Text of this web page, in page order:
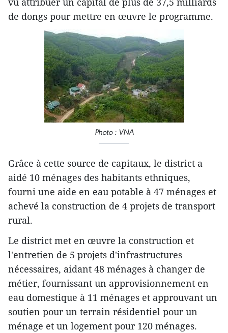
de dongs pour mettre en œuvre le programme.
Photo : VNA
Grâce à cette source de capitaux, le district a
aidé 10 ménages des habitants ethniques,
fourni une aide en eau potable à 47 ménages et
achevé la construction de 4 projets de transport
rural.
Le district met en œuvre la construction et
l'entretien de 5 projets d'infrastructures
nécessaires, aidant 48 ménages à changer de
métier, fournissant un approvisionnement en
eau domestique à 11 ménages et approuvant un
soutien pour un terrain résidentiel pour un
ménage et un logement pour 120 ménages.